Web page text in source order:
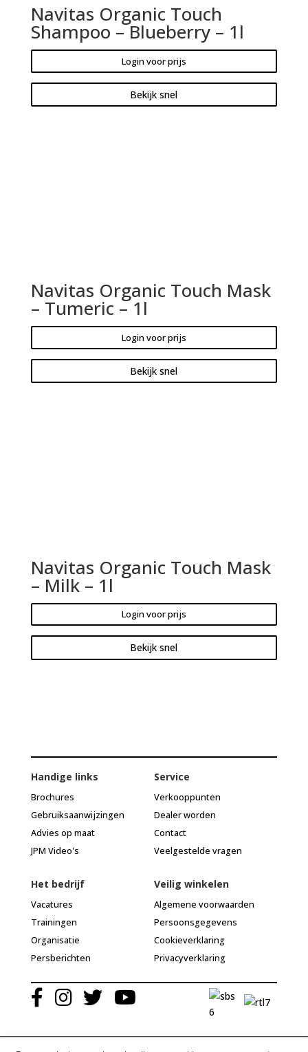
Navitas Organic Touch
Shampoo – Blueberry – 1l
Login voor prijs
Bekijk snel
Navitas Organic Touch Mask
– Tumeric – 1l
Login voor prijs
Bekijk snel
Navitas Organic Touch Mask
– Milk – 1l
Login voor prijs
Bekijk snel
Handige links
Brochures
Gebruiksaanwijzingen
Advies op maat
JPM Video's
Service
Verkooppunten
Dealer worden
Contact
Veelgestelde vragen
Het bedrijf
Vacatures
Trainingen
Organisatie
Persberichten
Veilig winkelen
Algemene voorwaarden
Persoonsgegevens
Cookieverklaring
Privacyverklaring